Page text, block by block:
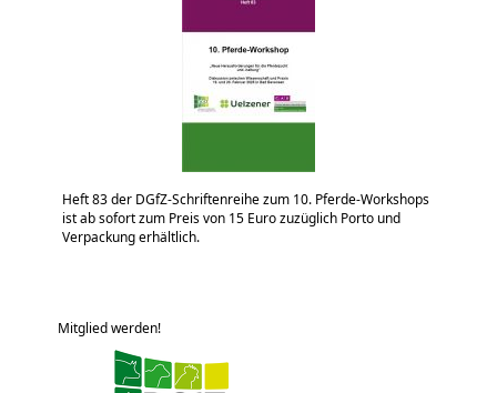
Heft 83 der DGfZ-Schriftenreihe zum 10. Pferde-Workshops
ist ab sofort zum Preis von 15 Euro zuzüglich Porto und
Verpackung erhältlich.
Mitglied werden!